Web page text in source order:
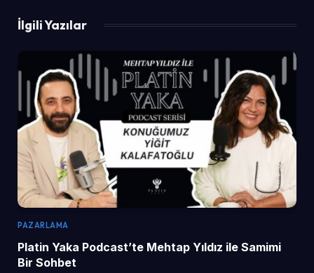
İlgili Yazılar
PAZARLAMA
Platin Yaka Podcast’te Mehtap Yıldız ile Samimi
Bir Sohbet